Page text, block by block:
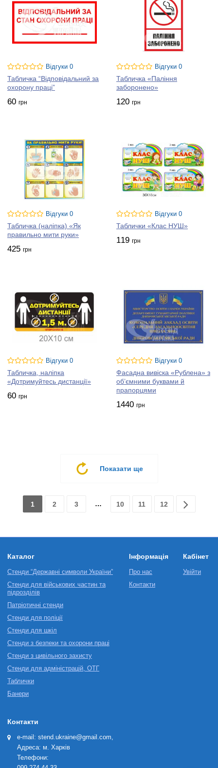
Відгуки 0
Табличка “Відповідальний за
охорону праці”
60 грн
Відгуки 0
Табличка «Паління
заборонено»
120 грн
Відгуки 0
Табличка (наліпка) «Як
правильно мити руки»
425 грн
Відгуки 0
Таблички «Клас НУШ»
119 грн
Відгуки 0
Табличка, наліпка
«Дотримуйтесь дистанції»
60 грн
Відгуки 0
Фасадна вивіска «Рублена» з
об’ємними буквами й
прапорцями
1440 грн
Показати ще
1 2 3 … 10 11 12
Каталог
Стенди “Державні символи України”
Стенди для військових частин та
підрозділів
Патріотичні стенди
Стенди для поліції
Стенди для шкіл
Стенди з безпеки та охорони праці
Стенди з цивільного захисту
Стенди для адміністрацій, ОТГ
Таблички
Банери
Інформація
Про нас
Контакти
Кабінет
Увійти
Контакти
e-mail: stend.ukraine@gmail.com,
Адреса: м. Харків
Телефони: